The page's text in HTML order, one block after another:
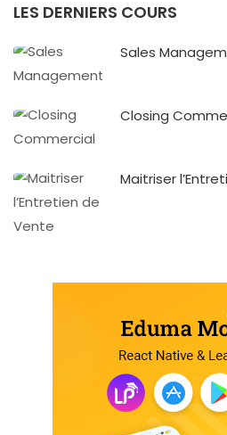
LES DERNIERS COURS
Sales
Closing
Maitriser